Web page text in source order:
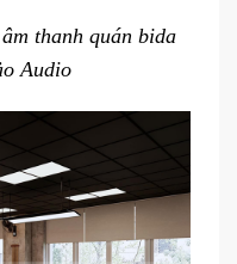
thanh quán bida
Audio